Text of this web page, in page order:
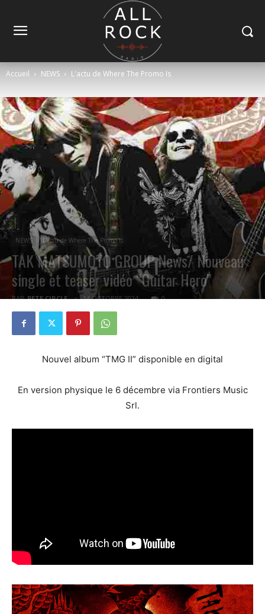
Accueil NEWS L'actu de Where The Promo Is
NEWS L'actu de Where The Promo Is
TAK MATSUMOTO GROUP News/ Nouveau
single et teaser vidéo “Guitar Hero”
PAR PETE CIRCLE 14 OCTOBRE 2024 0
Nouvel album “TMG II” disponible en digital
En version physique le 6 décembre via Frontiers Music
Srl.